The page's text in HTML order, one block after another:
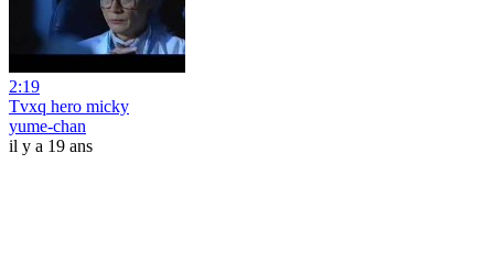
2:19
Tvxq hero micky
yume-chan
il y a 19 ans